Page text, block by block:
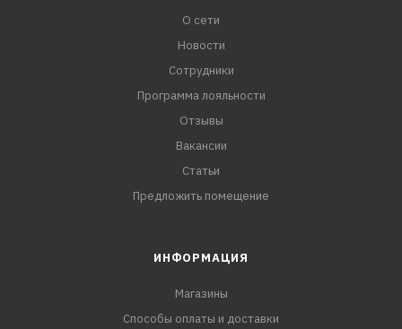
О сети
Новости
Сотрудники
Программа лояльности
Отзывы
Вакансии
Статьи
Предложить помещение
ИНФОРМАЦИЯ
Магазины
Способы оплаты и доставки